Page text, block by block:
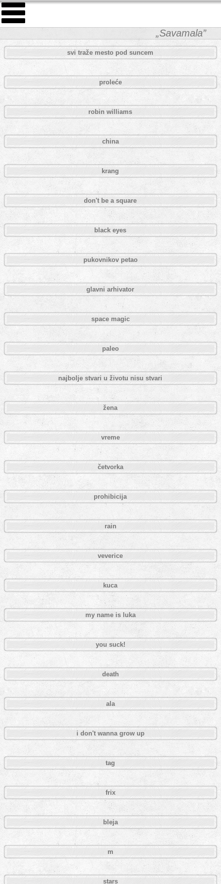
„Savamala”
svi traže mesto pod suncem
proleće
robin williams
china
krang
don't be a square
black eyes
pukovnikov petao
glavni arhivator
space magic
paleo
najbolje stvari u životu nisu stvari
žena
vreme
četvorka
prohibicija
rain
veverice
kuca
my name is luka
you suck!
death
ala
i don't wanna grow up
tag
frix
bleja
m
stars